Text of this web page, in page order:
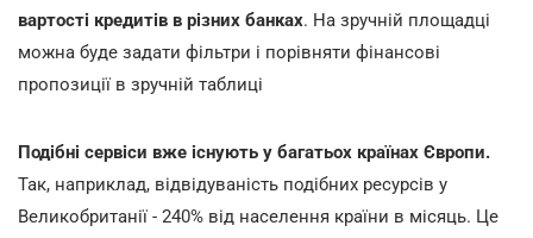
вартості кредитів в різних банках. На зручній площадці
можна буде задати фільтри і порівняти фінансові
пропозиції в зручній таблиці
Подібні сервіси вже існують у багатьох країнах Європи.
Так, наприклад, відвідуваність подібних ресурсів у
Великобританії - 240% від населення країни в місяць. Це